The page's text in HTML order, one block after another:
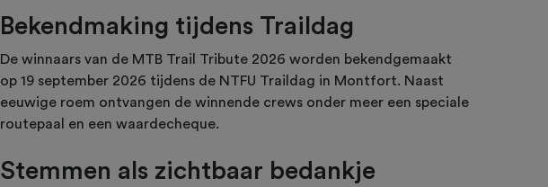
Bekendmaking tijdens Traildag
De winnaars van de MTB Trail Tribute 2026 worden bekendgemaakt
op 19 september 2026 tijdens de NTFU Traildag in Montfort. Naast
eeuwige roem ontvangen de winnende crews onder meer een speciale
routepaal en een waardecheque.
Stemmen als zichtbaar bedankje